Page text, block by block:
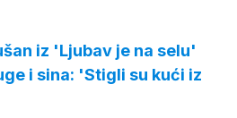
iz 'Ljubav je na selu'
i sina: 'Stigli su kući iz